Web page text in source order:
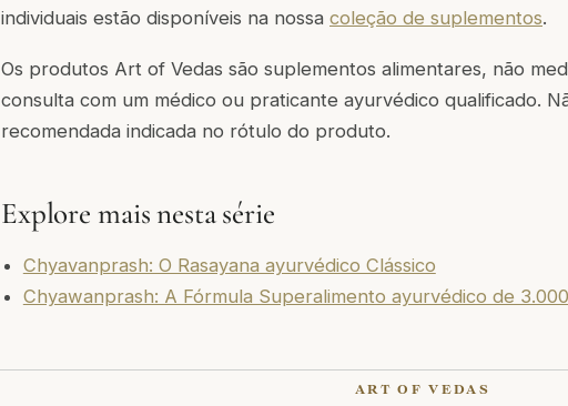
individuais estão disponíveis na nossa coleção de suplementos.
Os produtos Art of Vedas são suplementos alimentares, não
consulta com um médico ou praticante ayurvédico qualificado.
recomendada indicada no rótulo do produto.
Explore mais nesta série
Chyavanprash: O Rasayana ayurvédico Clássico
Chyawanprash: A Fórmula Superalimento ayurvédico de
ART OF VEDAS